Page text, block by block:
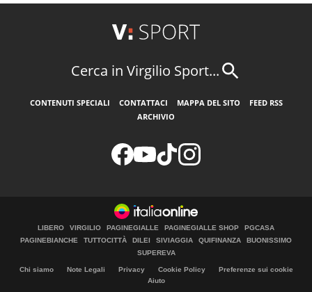
Cerca in Virgilio Sport...
CONTENUTI SPECIALI CONTATTACI MAPPA DEL SITO
FEED RSS
ARCHIVIO
LIBERO VIRGILIO PAGINEGIALLE PAGINEGIALLE SHOP
PGCASA
PAGINEBIANCHE
TUTTOCITTÀ DILEI SIVIAGGIA QUIFINANZA
BUONISSIMO
SUPEREVA
Chi siamo Note Legali Privacy Cookie Policy
Preferenze sui cookie
Aiuto